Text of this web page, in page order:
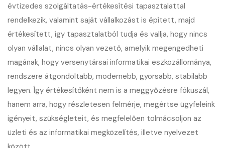
évtizedes szolgáltatás-értékesítési tapasztalattal
rendelkezik, valamint saját vállalkozást is épített, majd
értékesített, így tapasztalatból tudja és vallja, hogy nincs
olyan vállalat, nincs olyan vezető, amelyik megengedheti
magának, hogy versenytársai informatikai eszközállománya,
rendszere átgondoltabb, modernebb, gyorsabb, stabilabb
legyen. Így értékesítőként nem is a meggyőzésre fókuszál,
hanem arra, hogy részletesen felmérje, megértse ügyfeleink
igényeit, szükségleteit, és megfelelően tolmácsoljon az
üzleti és az informatikai megközelítés, illetve nyelvezet